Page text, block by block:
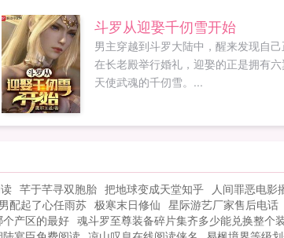
斗罗从迎娶千仞雪开始
男主穿越到斗罗大陆中，醒来发现自己
在长老殿举行婚礼，迎娶的正是拥有六
天使武魂的千仞雪。...
芊于芊寻双胞胎 把地球变成天堂知乎 人间罪恶电影
配起了心任雨苏 极寒末日修仙 星际游艺厂家售后电话
产区的最好 魂斗罗至尊装备碎片集齐多少能兑换整个